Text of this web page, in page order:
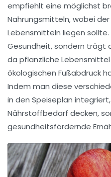
empfiehlt eine möglichst
Nahrungsmitteln, wobei der
Lebensmitteln liegen
Gesundheit, sondern trägt
da pflanzliche
ökologischen Fußabdruck
Indem man diese
in den Speiseplan
Nährstoffbedarf decken,
gesundheitsfördernde